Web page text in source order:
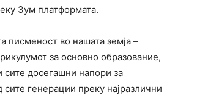
Зум платформата.
писменост во нашата земја –
за основно образование,
сите досегашни напори за
генерации преку најразлични